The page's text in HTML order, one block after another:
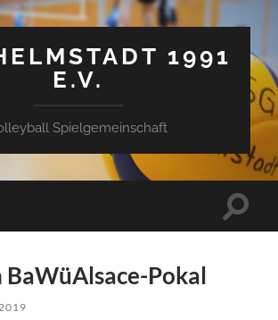
1991
E.V.
Spielgemeinschaft
BaWüAlsace-Pokal